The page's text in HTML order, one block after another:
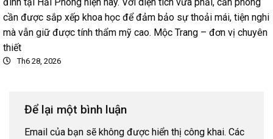
cần được sắp xếp khoa học để đảm bảo sự thoải mái, tiện nghi
mà vẫn giữ được tính thẩm mỹ cao. Mộc Trang – đơn vị chuyên
thiết
Th6 28, 2026
Để lại một bình luận
Email của bạn sẽ không được hiển thị công khai. Các